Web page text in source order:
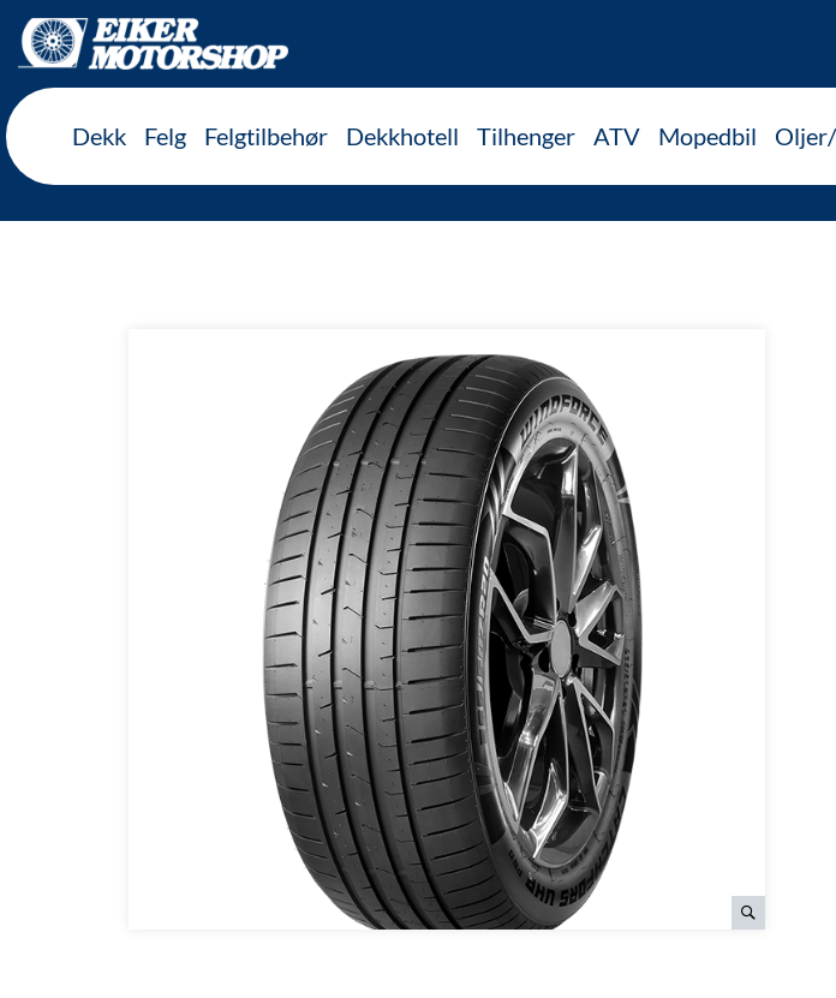
Dekk Felg Felgtilbehør Dekkhotell Tilhenger ATV Mopedbil
Inkl. mva